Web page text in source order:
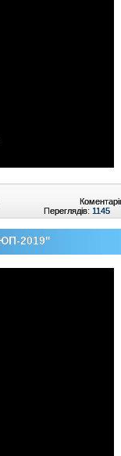
Переглядів: 1145
2019"